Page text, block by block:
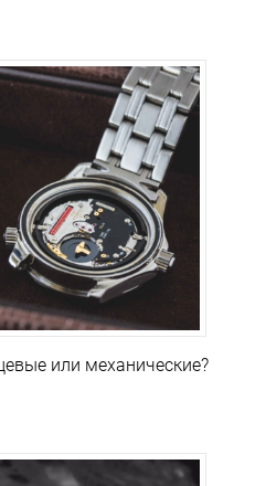
или механические?